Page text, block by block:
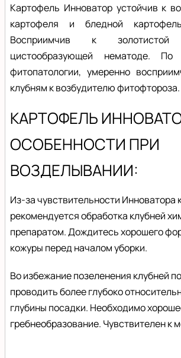
Картофель Инноватор устойчив к
картофеля и бледной
Восприимчив к золотистой
цистообразующей нематоде.
фитопатологии, умеренно
клубням к возбудителю фитофтороза.
КАРТОФЕЛЬ
ОСОБЕННОСТИ ПРИ
ВОЗДЕЛЫВАНИИ:
Из-за чувствительности Инноватора
рекомендуется обработка клубней
препаратом. Дождитесь хорошего
кожуры перед началом уборки.
Во избежание позеленения клубней
проводить более глубоко
глубины посадки. Необходимо
гребнеобразование. Чувствителен к